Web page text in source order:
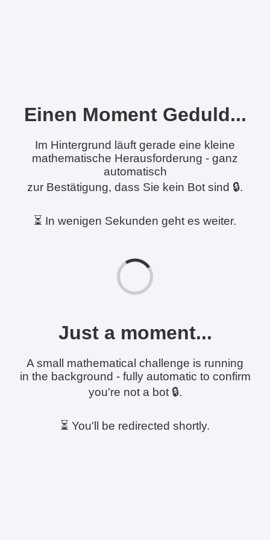
Einen Moment Geduld...
Im Hintergrund läuft gerade eine kleine
mathematische Herausforderung - ganz
automatisch
zur Bestätigung, dass Sie kein Bot sind 🔒.
⏳ In wenigen Sekunden geht es weiter.
Just a moment...
A small mathematical challenge is running
in the background - fully automatic to confirm
you're not a bot 🔒.
⏳ You'll be redirected shortly.